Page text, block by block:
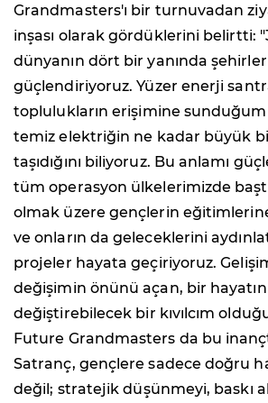
Grandmasters'ı bir turnuvadan
inşası olarak gördüklerini belirtti:
dünyanın dört bir yanında
güçlendiriyoruz. Yüzer enerji
toplulukların erişimine
temiz elektriğin ne kadar büyük
taşıdığını biliyoruz. Bu anlamı
tüm operasyon ülkelerimizde
olmak üzere gençlerin
ve onların da geleceklerini
projeler hayata geçiriyoruz.
değişimin önünü açan, bir
değiştirebilecek bir kıvılcım
Future Grandmasters da bu
Satranç, gençlere sadece doğru
değil; stratejik düşünmeyi, baskı